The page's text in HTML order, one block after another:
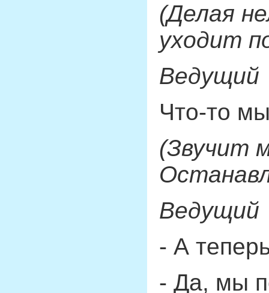
(Делая
уходит
Ведущий
Что-то
(Звучит
Ведущий
- А
- Да, мы